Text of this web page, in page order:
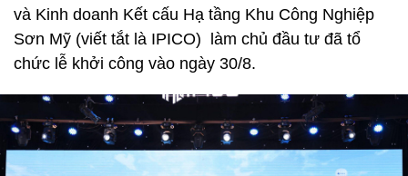
và Kinh doanh Kết cấu Hạ tầng Khu Công Nghiệp
Sơn Mỹ (viết tắt là IPICO) làm chủ đầu tư đã tổ
chức lễ khởi công vào ngày 30/8.